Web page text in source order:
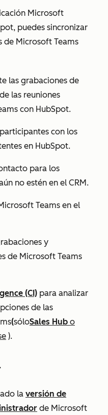
Microsoft
puedes sincronizar
Microsoft Teams
las grabaciones de
las reuniones
con HubSpot.
con los
en HubSpot.
para los
no estén en el CRM.
Teams en el
y
de Microsoft Teams
(CI) para analizar
de las
(sóloSales Hub o
).
la versión de
de Microsoft